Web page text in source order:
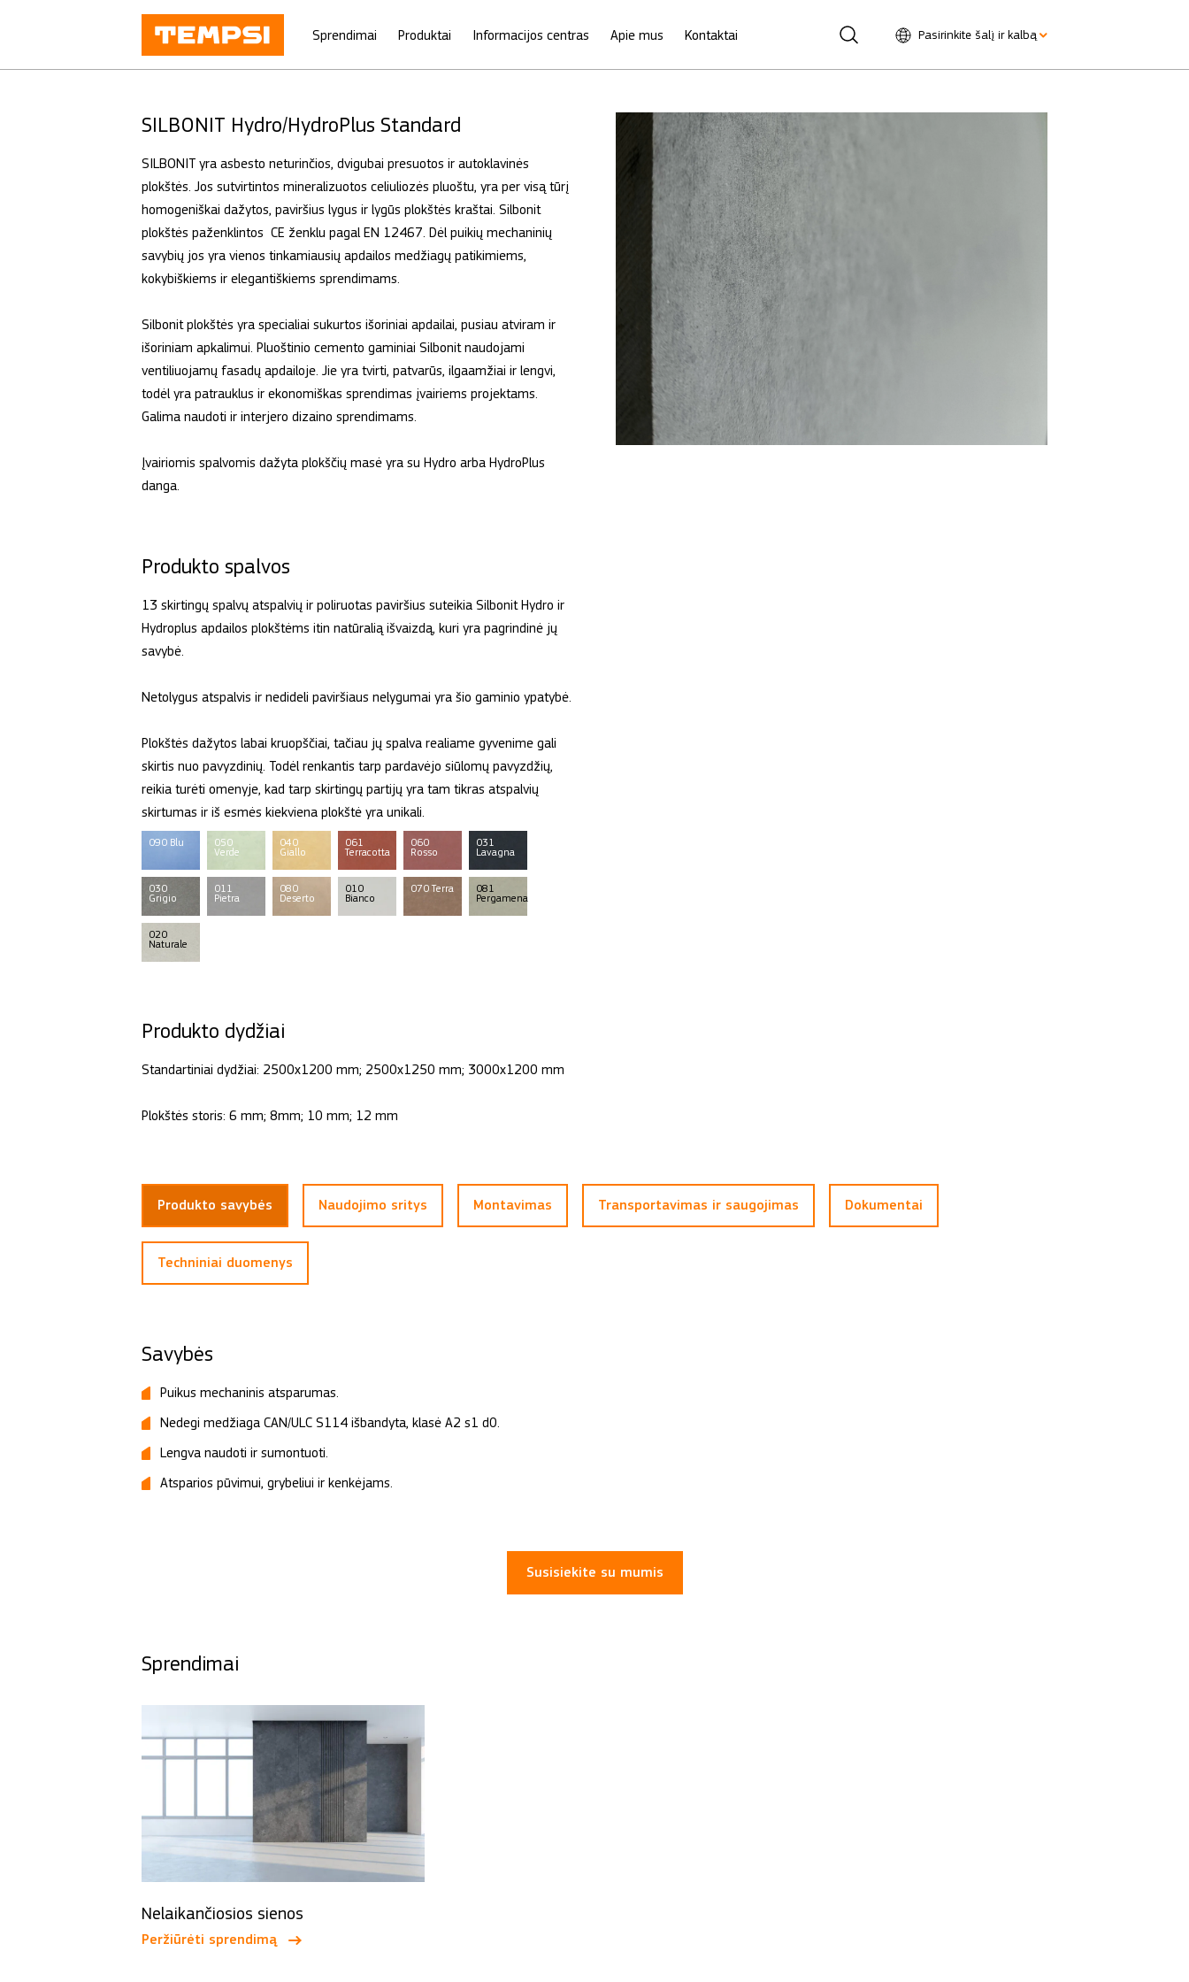
Sprendimai Produktai Informacijos centras Apie mus Kontaktai Pasirinkite šalį ir kalbą
SILBONIT Hydro/HydroPlus Standard
SILBONIT yra asbesto neturinčios, dvigubai presuotos ir autoklavinės
plokštės. Jos sutvirtintos mineralizuotos celiuliozės pluoštu, yra per visą tūrį
homogeniškai dažytos, paviršius lygus ir lygūs plokštės kraštai. Silbonit
plokštės paženklintos CE ženklu pagal EN 12467. Dėl puikių mechaninių
savybių jos yra vienos tinkamiausių apdailos medžiagų patikimiems,
kokybiškiems ir elegantiškiems sprendimams.
Silbonit plokštės yra specialiai sukurtos išoriniai apdailai, pusiau atviram ir
išoriniam apkalimui. Pluoštinio cemento gaminiai Silbonit naudojami
ventiliuojamų fasadų apdailoje. Jie yra tvirti, patvarūs, ilgaamžiai ir lengvi,
todėl yra patrauklus ir ekonomiškas sprendimas įvairiems projektams.
Galima naudoti ir interjero dizaino sprendimams.
Įvairiomis spalvomis dažyta plokščių masė yra su Hydro arba HydroPlus
danga.
Produkto spalvos
13 skirtingų spalvų atspalvių ir poliruotas paviršius suteikia Silbonit Hydro ir
Hydroplus apdailos plokštėms itin natūralią išvaizdą, kuri yra pagrindinė jų
savybė.
Netolygus atspalvis ir nedideli paviršiaus nelygumai yra šio gaminio ypatybė.
Plokštės dažytos labai kruopščiai, tačiau jų spalva realiame gyvenime gali
skirtis nuo pavyzdinių. Todėl renkantis tarp pardavėjo siūlomų pavyzdžių,
reikia turėti omenyje, kad tarp skirtingų partijų yra tam tikras atspalvių
skirtumas ir iš esmės kiekviena plokštė yra unikali.
090 Blu 050
Verde
040
Giallo
061
Terracotta
060
Rosso
031
Lavagna
030
Grigio
011
Pietra
080
Deserto
010
Bianco
070 Terra 081
Pergamena
020
Naturale
Produkto dydžiai
Standartiniai dydžiai: 2500x1200 mm; 2500x1250 mm; 3000x1200 mm
Plokštės storis: 6 mm; 8mm; 10 mm; 12 mm
Produkto savybės Naudojimo sritys Montavimas Transportavimas ir saugojimas Dokumentai
Techniniai duomenys
Savybės
Puikus mechaninis atsparumas.
Nedegi medžiaga CAN/ULC S114 išbandyta, klasė A2 s1 d0.
Lengva naudoti ir sumontuoti.
Atsparios pūvimui, grybeliui ir kenkėjams.
Susisiekite su mumis
Sprendimai
Nelaikančiosios sienos
Peržiūrėti sprendimą